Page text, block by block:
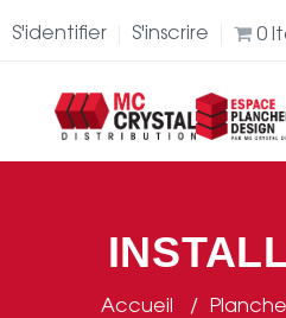
S'identifier S'inscrire 0
Accueil